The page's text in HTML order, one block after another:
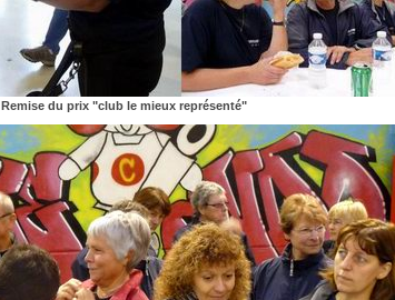
Remise du prix "club le mieux représenté"